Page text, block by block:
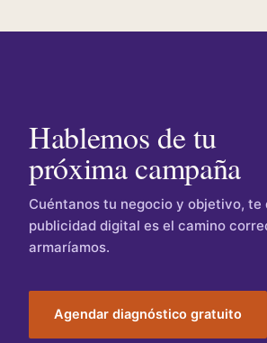
Hablemos de tu
próxima campaña
Cuéntanos tu negocio y objetivo, te
publicidad digital es el camino
armaríamos.
Agendar diagnóstico gratuito